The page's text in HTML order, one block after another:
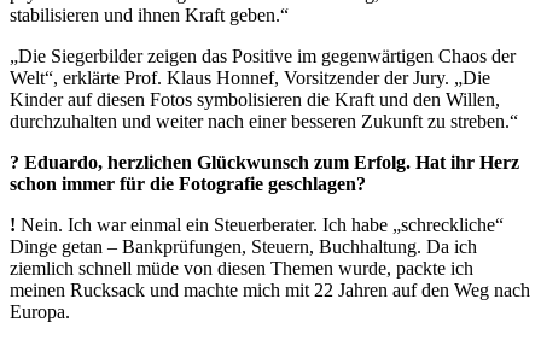
stabilisieren und ihnen Kraft geben.“
„Die Siegerbilder zeigen das Positive im gegenwärtigen Chaos der
Welt“, erklärte Prof. Klaus Honnef, Vorsitzender der Jury. „Die
Kinder auf diesen Fotos symbolisieren die Kraft und den Willen,
durchzuhalten und weiter nach einer besseren Zukunft zu streben.“
? Eduardo, herzlichen Glückwunsch zum Erfolg. Hat ihr Herz
schon immer für die Fotografie geschlagen?
! Nein. Ich war einmal ein Steuerberater. Ich habe „schreckliche“
Dinge getan – Bankprüfungen, Steuern, Buchhaltung. Da ich
ziemlich schnell müde von diesen Themen wurde, packte ich
meinen Rucksack und machte mich mit 22 Jahren auf den Weg nach
Europa.